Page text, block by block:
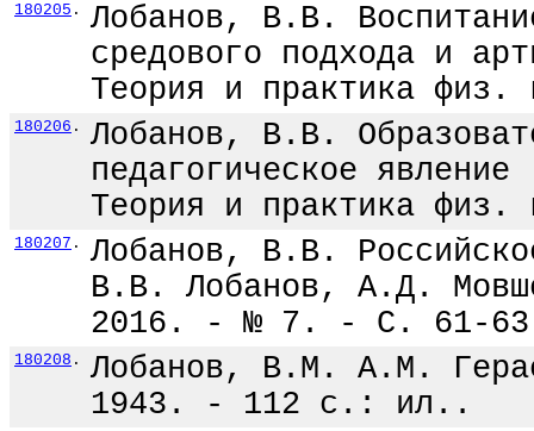
180205 .
Лобанов, В.В.
средового подхода и
Теория и практика
180206 .
Лобанов, В.В.
педагогическое
Теория и практика
180207 .
Лобанов, В.В.
В.В. Лобанов, А.Д.
2016. - № 7. - С. 61-
180208 .
Лобанов, В.М. А.М.
1943. - 112 с.: ил..